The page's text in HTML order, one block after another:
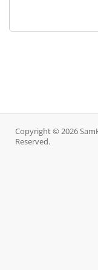
Copyright © 2026
Reserved.